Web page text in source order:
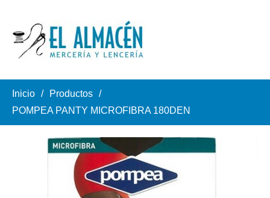
Inicio
Productos
POMPEA PANTY MICROFIBRA 180DEN